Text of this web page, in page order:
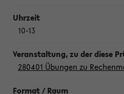
10-13
280401 Übungen zu